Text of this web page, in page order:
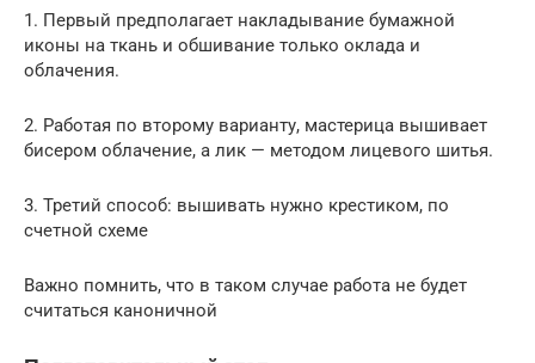
1. Первый предполагает накладывание бумажной
иконы на ткань и обшивание только оклада и
облачения.
2. Работая по второму варианту, мастерица вышивает
бисером облачение, а лик — методом лицевого шитья.
3. Третий способ: вышивать нужно крестиком, по
счетной схеме
Важно помнить, что в таком случае работа не будет
считаться каноничной